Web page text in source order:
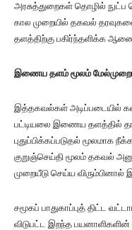
அரசுத்துறைகள் தொழில் நுட்ப
கால முறையில் தகவல்
தளத்திற்கு பகிர்ந்தளிக்க
இணைய தளம் மூலம்
இத்தகவல்கள் அடிப்படையில்
பட்டியலை இணைய தளத்தில்
புதுப்பிக்கப்படுதல் மூலமாக
குறுஞ்செய்தி மூலம் தகவல்
முறையீடு செய்ய
சமூகப் பாதுகாப்புத் திட்ட
விடுபட்ட இறந்த